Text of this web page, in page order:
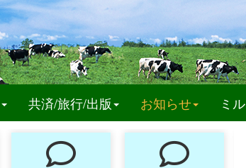
共済/旅行/出版 お知らせ ミ